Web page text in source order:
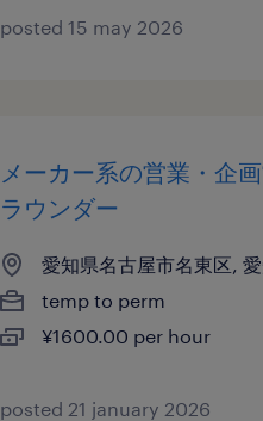
posted 15 may 2026
メーカー系の営業・企画
ラウンダー
愛知県名古屋市名東区,
temp to perm
¥1600.00 per hour
posted 21 january 2026